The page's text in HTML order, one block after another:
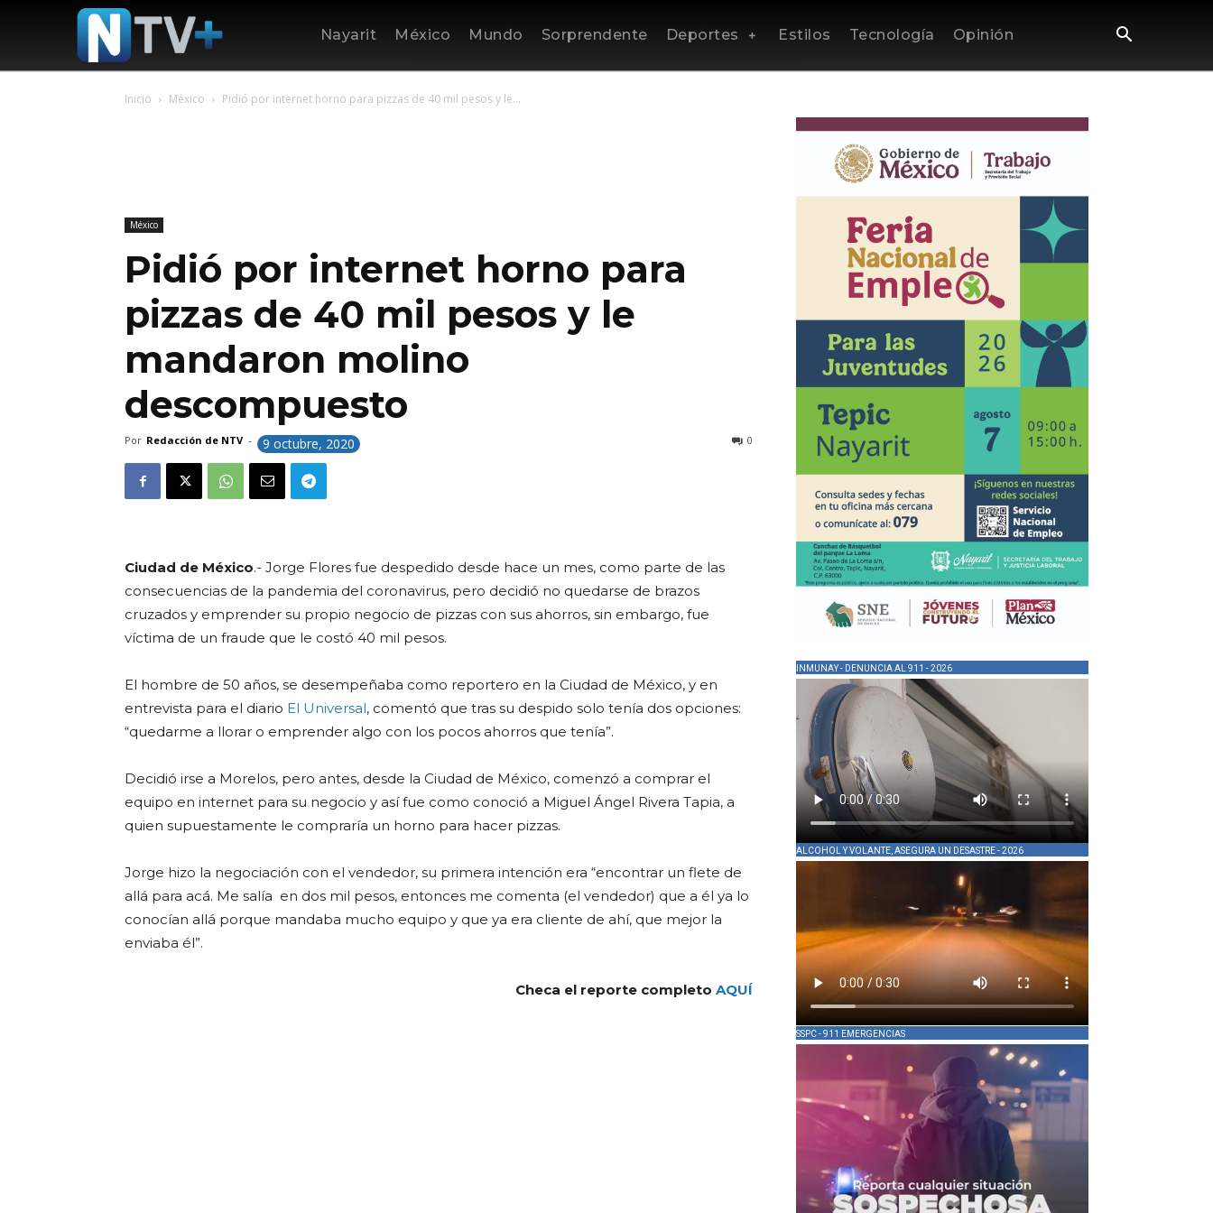
Nayarit México Mundo Sorprendente Deportes Estilos Tecnología Opinión
Inicio México Pidió por internet horno para pizzas de 40 mil pesos y le...
México
Pidió por internet horno para
pizzas de 40 mil pesos y le
mandaron molino
descompuesto
Por Redacción de NTV - 9 octubre, 2020 0
Ciudad de México.- Jorge Flores fue despedido desde hace un mes, como parte de las
consecuencias de la pandemia del coronavirus, pero decidió no quedarse de brazos
cruzados y emprender su propio negocio de pizzas con sus ahorros, sin embargo, fue
víctima de un fraude que le costó 40 mil pesos.
El hombre de 50 años, se desempeñaba como reportero en la Ciudad de México, y en
entrevista para el diario El Universal, comentó que tras su despido solo tenía dos opciones:
“quedarme a llorar o emprender algo con los pocos ahorros que tenía”.
Decidió irse a Morelos, pero antes, desde la Ciudad de México, comenzó a comprar el
equipo en internet para su negocio y así fue como conoció a Miguel Ángel Rivera Tapia, a
quien supuestamente le compraría un horno para hacer pizzas.
Jorge hizo la negociación con el vendedor, su primera intención era “encontrar un flete de
allá para acá. Me salía en dos mil pesos, entonces me comenta (el vendedor) que a él ya lo
conocían allá porque mandaba mucho equipo y que ya era cliente de ahí, que mejor la
enviaba él”.
Checa el reporte completo AQUÍ
INMUNAY - DENUNCIA AL 911 - 2026
ALCOHOL Y VOLANTE, ASEGURA UN DESASTRE - 2026
SSPC - 911 EMERGENCIAS